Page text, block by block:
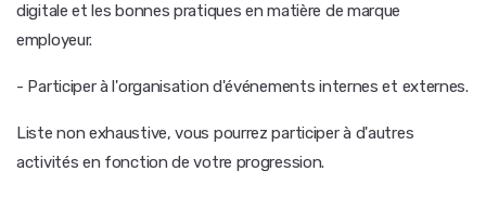
digitale et les bonnes pratiques en matière de marque
employeur.
- Participer à l'organisation d'événements internes et externes.
Liste non exhaustive, vous pourrez participer à d'autres
activités en fonction de votre progression.